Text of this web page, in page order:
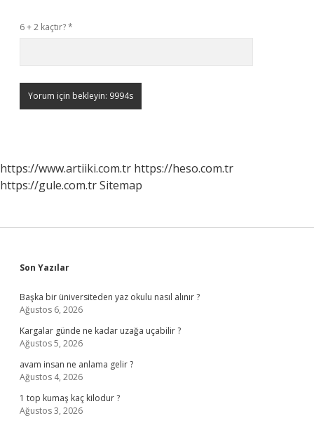
6 + 2 kaçtır?*
https://www.artiiki.com.tr https://heso.com.tr
https://gule.com.trSitemap
Sidebar
Son Yazılar
Başka bir üniversiteden yaz okulu nasıl alınır ?
Ağustos 6, 2026
Kargalar günde ne kadar uzağa uçabilir ?
Ağustos 5, 2026
avam insan ne anlama gelir ?
Ağustos 4, 2026
1 top kumaş kaç kilodur ?
Ağustos 3, 2026